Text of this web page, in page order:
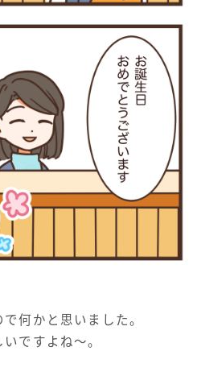
何かと思いました。
ですよね～。